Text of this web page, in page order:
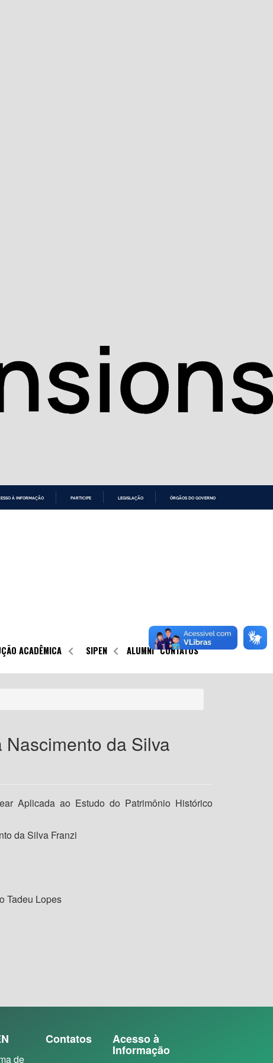
À INFORMAÇÃO PARTICIPE LEGISLAÇÃO ÓRGÃOS DO GOVERNO
ACADÊMICA SIPEN ALUMNI CONTATOS
da Silva
Aplicada ao Estudo do Patrimônio Histórico
da Silva Franzi
Tadeu Lopes
de
Contatos Acesso à
Informação